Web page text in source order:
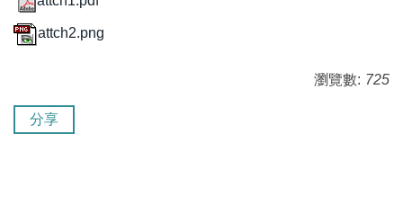
attch2.png
瀏覽數: 725
分享